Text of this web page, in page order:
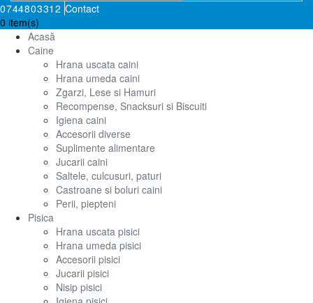
0744803312 Contact
0 item(s)
Acasă
Caine
Hrana uscata caini
Hrana umeda caini
Zgarzi, Lese si Hamuri
Recompense, Snacksuri si Biscuiti
Igiena caini
Accesorii diverse
Suplimente alimentare
Jucarii caini
Saltele, culcusuri, paturi
Castroane si boluri caini
Perii, piepteni
Pisica
Hrana uscata pisici
Hrana umeda pisici
Accesorii pisici
Jucarii pisici
Nisip pisici